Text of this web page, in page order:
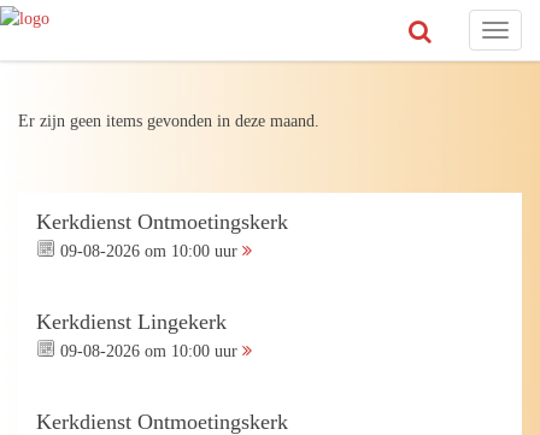
Toggle
Er zijn geen items gevonden in deze maand.
Kerkdienst Ontmoetingskerk
09-08-2026 om 10:00 uur
Kerkdienst Lingekerk
09-08-2026 om 10:00 uur
Kerkdienst Ontmoetingskerk